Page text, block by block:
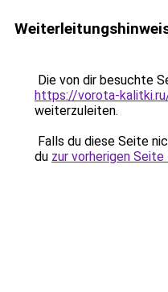
Die von dir besuchte
https://vorota-
weiterzuleiten.
Falls du diese Seite
du zur vorherigen Seite